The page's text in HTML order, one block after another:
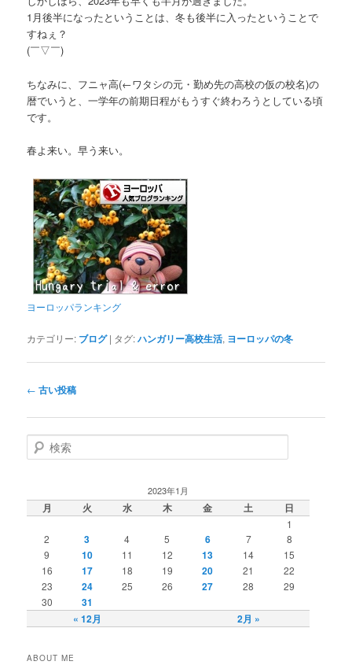
1月後半になったということは、冬も後半に入ったということで
すねぇ？
(￣▽￣)
ちなみに、フニャ高(←ワタシの元・勤め先の高校の仮の校名)の
暦でいうと、一学年の前期日程がもうすぐ終わろうとしている頃
です。
春よ来い。早う来い。
ヨーロッパランキング
カテゴリー: ブログ | タグ:ハンガリー高校生活, ヨーロッパの冬
投
ナ
ビ
ゲ
ョ
ン
← 古い投稿
検
索
2023年1月
月 火 水 木 金 土 日
« 12月 2月 »
1
2
3 4 5 6 7
8
9
10 11 12 13 14
15
16
17 18 19 20 21
22
23
24 25 26 27 28
29
30
31
ABOUT ME